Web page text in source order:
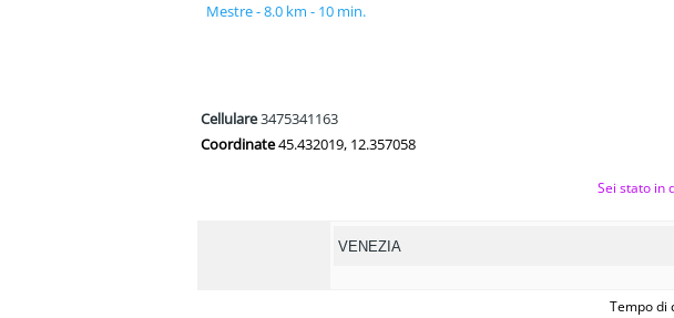
Mestre - 8.0 km - 10 min.
Cellulare3475341163
Coordinate45.432019, 12.357058
Sei stato in
Tempo di